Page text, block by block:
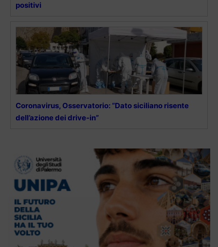
positivi
Coronavirus, Osservatorio: “Dato siciliano risente
dell’azione dei drive-in”